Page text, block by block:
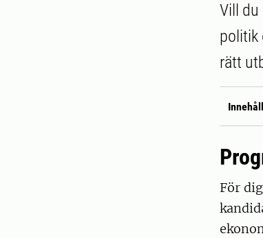
Vill
politik
rätt
För